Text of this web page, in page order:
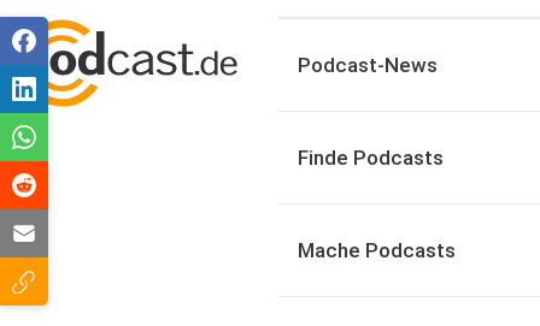
Podcast-News
Finde Podcasts
Mache Podcasts